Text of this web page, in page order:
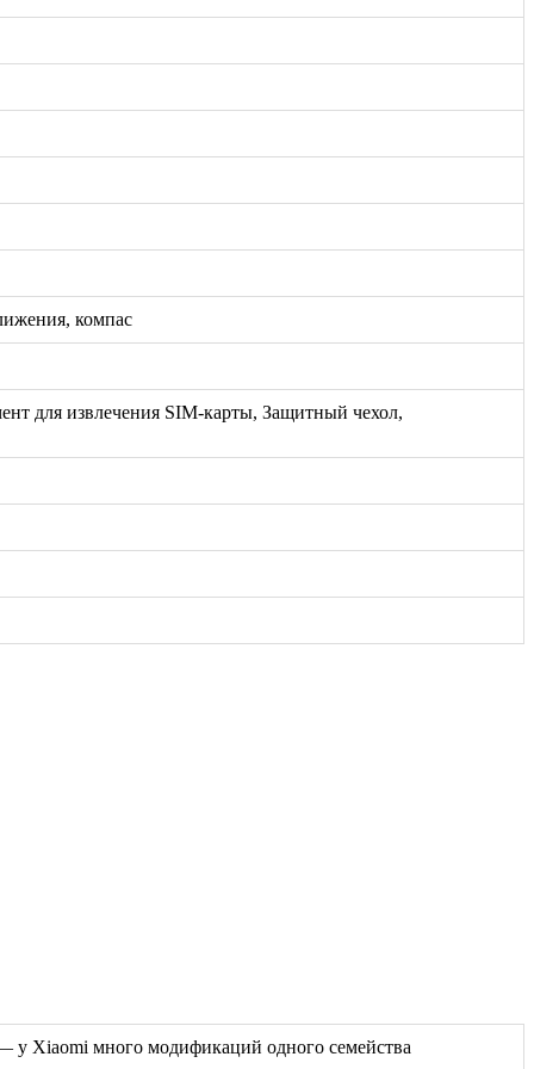
компас
для извлечения SIM-карты, Защитный чехол,
у Xiaomi много модификаций одного семейства